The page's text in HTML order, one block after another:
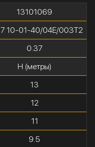
13101069
10-01-40/04Е/003Т2
0.37
H (метры)
13
12
11
9.5